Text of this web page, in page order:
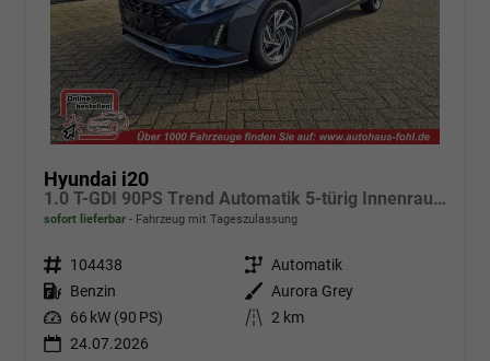
Hyundai i20
1.0 T-GDI 90PS Trend Automatik 5-türig Innenraumkamera 2xKeyless Klimaautomatik Sitzheizung Lenkradheizung Navi Rückf.Kamera PDC Apple CarPlay Android Auto Tempomat Touchscreen 16"LM
sofort lieferbar Fahrzeug mit Tageszulassung
Fahrzeugnr. 104438 Getriebe Automatik
Kraftstoff Benzin Außenfarbe Aurora Grey
Leistung 66 kW (90 PS) Kilometerstand 2 km
24.07.2026